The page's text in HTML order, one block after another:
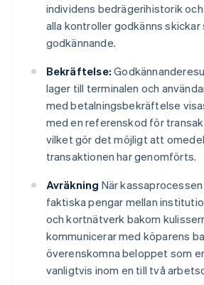
individens bedrägerihistorik
alla kontroller godkänns
godkännande.
Bekräftelse:
lager till terminalen och
med betalningsbekräftelse
med en referenskod för
vilket gör det möjligt att
transaktionen har genomförts.
Avräkning När
faktiska pengar mellan
och kortnätverk bakom
kommunicerar med köparens
överenskomna beloppet som
vanligtvis inom en till två